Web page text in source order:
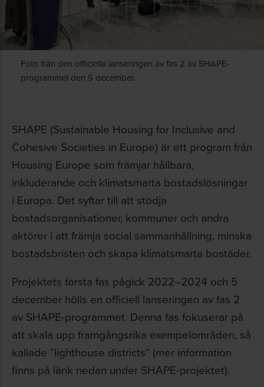
Foto från den officiella lanseringen av fas 2 av SHAPE-
programmet den 5 december.
SHAPE (Sustainable Housing for Inclusive and
Cohesive Societies in Europe) är ett program från
Housing Europe som främjar hållbara,
inkluderande och klimatsmarta bostadslösningar
i Europa. Det syftar till att stödja
bostadsorganisationer, kommuner och andra
aktörer i att främja social sammanhållning, minska
bostadsbristen och skapa klimatsmarta bostäder.
Projektets första fas pågick 2022–2024 och 5
december hölls en officiell lanseringen av fas 2
av SHAPE-programmet. Denna fas fokuserar på
att skala upp framgångsrika exempelområden, så
kallade ”lighthouse districts” (mer information
finns på länk nedan under SHAPE-projektet).